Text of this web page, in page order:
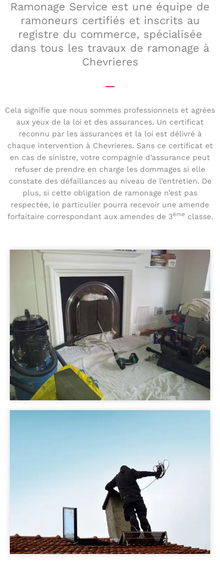
Ramonage Service est une équipe de
ramoneurs certifiés et inscrits au
registre du commerce, spécialisée
dans tous les travaux de ramonage à
Chevrieres
Cela signifie que nous sommes professionnels et agrées
aux yeux de la loi et des assurances. Un certificat
reconnu par les assurances et la loi est délivré à
chaque intervention à Chevrieres. Sans ce certificat et
en cas de sinistre, votre compagnie d’assurance peut
refuser de prendre en charge les dommages si elle
constate des défaillances au niveau de l’entretien. De
plus, si cette obligation de ramonage n’est pas
respectée, le particulier pourra recevoir une amende
forfaitaire correspondant aux amendes de 3ème classe.